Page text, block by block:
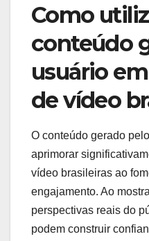
Como
conteúdo
usuário
de vídeo
O conteúdo gerado
aprimorar
vídeo brasileiras ao
engajamento. Ao
perspectivas reais do
podem construir